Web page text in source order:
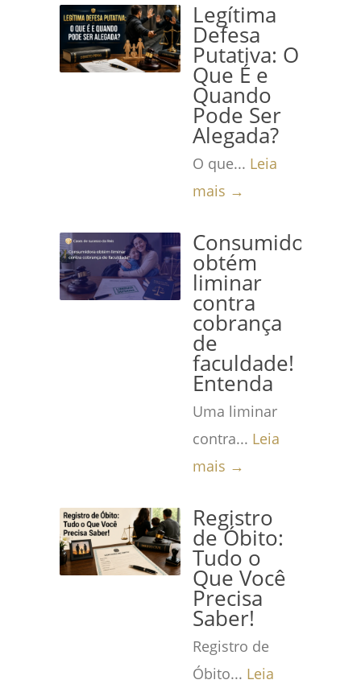
Legítima
Defesa
Putativa: O
Que É e
Quando
Pode Ser
Alegada?
O que... Leia
mais →
Consumidora
obtém
liminar
contra
cobrança
de
faculdade!
Entenda
Uma liminar
contra... Leia
mais →
Registro
de Óbito:
Tudo o
Que Você
Precisa
Saber!
Registro de
Óbito... Leia